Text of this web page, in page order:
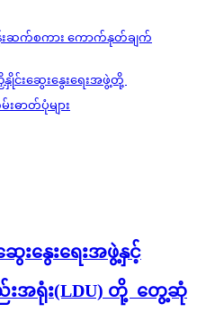
းဆက်စကား ကောက်နုတ်ချက်
ညှိနှိုင်းဆွေးနွေးရေးအဖွဲ့တို့
ာတ်ပုံများ
ေးနွေးရေးအဖွဲ့နှင့်
အရုံး(LDU) တို့ တွေ့ဆုံ